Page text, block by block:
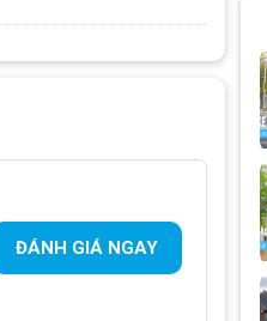
ĐÁNH GIÁ NGAY